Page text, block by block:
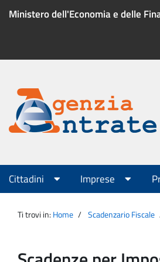
Ministero dell'Economia e delle
Menu
servizio
Agenzia
Entrate
Menu
principale
Cittadini Imprese
Ti trovi in: Home Scadenzario Fiscale